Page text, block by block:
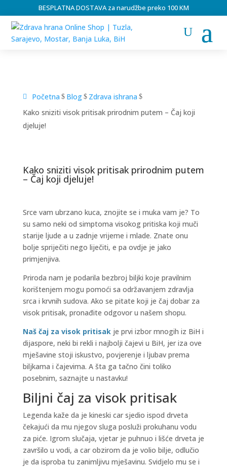
BESPLATNA DOSTAVA za narudžbe preko 100 KM
Početna $ Blog $ Zdrava ishrana $
Kako sniziti visok pritisak prirodnim putem – Čaj koji
djeluje!
Kako sniziti visok pritisak prirodnim putem
– Čaj koji djeluje!
Srce vam ubrzano kuca, znojite se i muka vam je? To
su samo neki od simptoma visokog pritiska koji muči
starije ljude a u zadnje vrijeme i mlade. Znate onu
bolje spriječiti nego liječiti, e pa ovdje je jako
primjenjiva.
Priroda nam je podarila bezbroj biljki koje pravilnim
korištenjem mogu pomoći sa održavanjem zdravlja
srca i krvnih sudova. Ako se pitate koji je čaj dobar za
visok pritisak, pronađite odgovor u našem shopu.
Naš čaj za visok pritisakje prvi izbor mnogih iz BiH i
dijaspore, neki bi rekli i najbolji čajevi u BiH, jer iza ove
mješavine stoji iskustvo, povjerenje i ljubav prema
biljkama i čajevima. A šta ga tačno čini toliko
posebnim, saznajte u nastavku!
Biljni čaj za visok pritisak
Legenda kaže da je kineski car sjedio ispod drveta
čekajući da mu njegov sluga posluži prokuhanu vodu
za piće. Igrom slučaja, vjetar je puhnuo i lišće drveta je
završilo u vodi, a car obzirom da je volio bilje, odlučio
je da isproba tu zanimljivu mješavinu. Svidjelo mu se i